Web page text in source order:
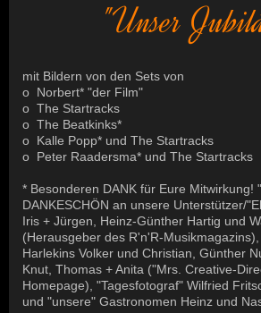
"Unser
mit Bildern von den Sets von
o Norbert* "der Film"
o The Startracks
o The Beatkinks*
o Kalle Popp* und The Startracks
o Peter Raadersma* und The Startracks
* Besonderen DANK für Eure Mitwirkung!
DANKESCHÖN an unsere Unterstützer/
Iris + Jürgen, Heinz-Günther Hartig und
(Herausgeber des R'n'R-
Harlekins Volker und Christian, Günther
Knut, Thomas + Anita ("Mrs. Creative-
Homepage), "Tagesfotograf" Wilfried
und "unsere" Gastronomen Heinz und